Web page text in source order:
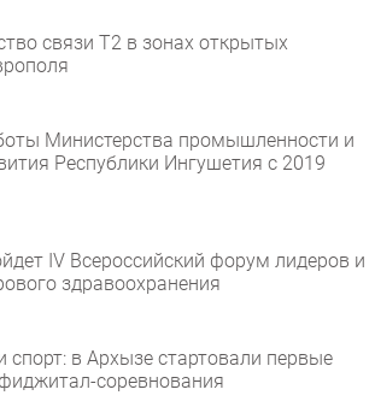
связи T2 в зонах открытых
Министерства промышленности и
Республики Ингушетия с 2019
IV Всероссийский форум лидеров и
здравоохранения
спорт: в Архызе стартовали первые
соревнования